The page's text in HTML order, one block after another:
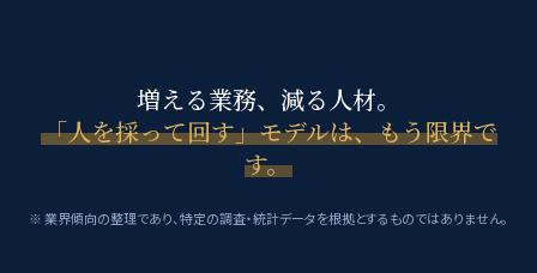
増える業務、減る人材。
「人を採って回す」モデルは、もう限界で
す。
※ 業界傾向の整理であり、特定の調査・統計データを根拠とするものではありません。